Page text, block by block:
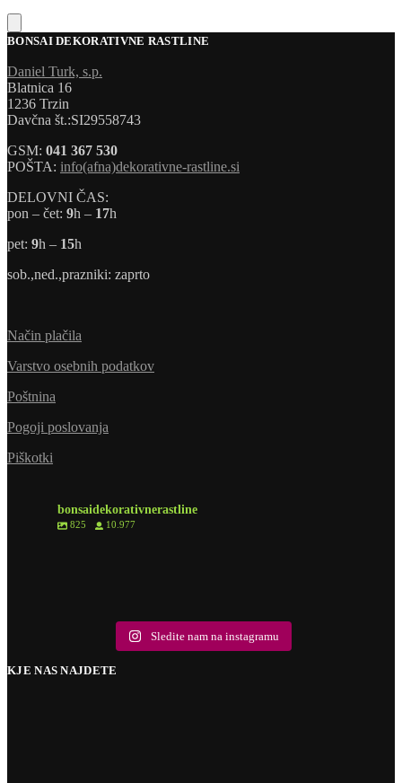
BONSAI DEKORATIVNE RASTLINE
Daniel Turk, s.p.
Blatnica 16
1236 Trzin
Davčna št.:SI29558743
GSM: 041 367 530
POŠTA: info(afna)dekorativne-rastline.si
DELOVNI ČAS:
pon – čet: 9h – 17h
pet: 9h – 15h
sob.,ned.,prazniki: zaprto
Način plačila
Varstvo osebnih podatkov
Poštnina
Pogoji poslovanja
Piškotki
bonsaidekorativnerastline
825 10.977
Sledite nam na instagramu
KJE NAS NAJDETE